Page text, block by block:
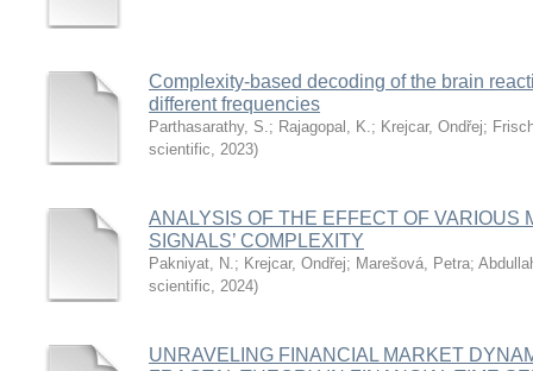
Complexity-based decoding of the brain
different frequencies
Parthasarathy, S.; Rajagopal, K.; Krejcar, Ondřej;
scientific, 2023)
ANALYSIS OF THE EFFECT OF VARIOUS
SIGNALS’ COMPLEXITY
Pakniyat, N.; Krejcar, Ondřej; Marešová, Petra;
scientific, 2024)
UNRAVELING FINANCIAL MARKET